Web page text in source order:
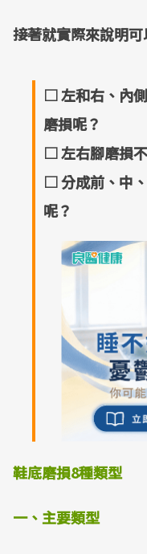
接著就實際來說明可
□ 左和右、內
磨損呢？
□ 左右腳磨損
□ 分成前、中
呢？
鞋底磨損8種類型
一、主要類型